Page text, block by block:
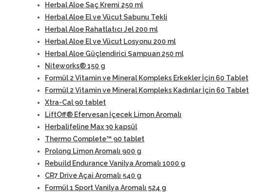
Herbal Aloe Saç Kremi 250 ml
Herbal Aloe El ve Vücut Sabunu Tekli
Herbal Aloe Rahatlatıcı Jel 200 ml
Herbal Aloe El ve Vücut Losyonu 200 ml
Herbal Aloe Güçlendirici Şampuan 250 ml
Niteworks® 150 g
Formül 2 Vitamin ve Mineral Kompleks Erkekler İçin 60 Tablet
Formül 2 Vitamin ve Mineral Kompleks Kadınlar İçin 60 Tablet
Xtra-Cal 90 tablet
LiftOff® Efervesan İçecek Limon Aromalı
Herbalifeline Max 30 kapsül
Thermo Complete™ 90 tablet
Prolong Limon Aromalı 900 g
Rebuild Endurance Vanilya Aromalı 1000 g
CR7 Drive Açai Aromalı 540 g
Formül 1 Sport Vanilya Aromalı 524 g